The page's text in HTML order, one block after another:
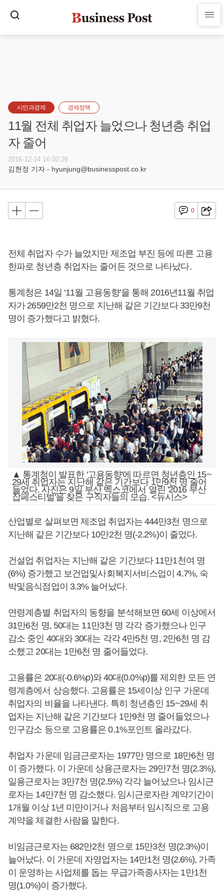
시민과경제 경제정책
11월 전체 취업자 늘었으나 청년층 취업
자 줄어
2016-12-14 16:02:26
김현정 기자 - hyunjung@businesspost.co.kr
0
전체 취업자 수가 늘었지만 제조업 부진 등에 따른 고용
한파로 청년층 취업자는 줄어든 것으로 나타났다.
통계청은 14일 ‘11월 고용동향’을 통해 2016년11월 취업
자가 2659만2천 명으로 지난해 같은 기간보다 33만9천
명이 증가했다고 밝혔다.
▲ 통계청이 발표한 '고용동향'에 따르면 청년층인 15~
29세 취업자는 지난해 같은 기간보다 1만9천 명 줄어
들었다. 사진은 9일 부산 벡스코에서 열린 '2016 부산
잡페스티벌'을 찾은 구직자들의 모습. <뉴시스>
산업별로 살펴보면 제조업 취업자는 444만3천 명으로
지난해 같은 기간보다 10만2천 명(-2.2%)이 줄었다.
건설업 취업자는 지난해 같은 기간보다 11만1천여 명
(6%) 증가했고 보건업및사회복지서비스업이 4.7%, 숙
박및음식점업이 3.3% 늘어났다.
연령계층별 취업자의 동향을 분석해보면 60세 이상에서
31만6천 명, 50대는 11만3천 명 각각 증가했으나 인구
감소 중인 40대와 30대는 각각 4만5천 명, 2만6천 명 감
소했고 20대는 1만6천 명 줄어들었다.
고용률은 20대(-0.6%p)와 40대(0.0%p)를 제외한 모든 연
령계층에서 상승했다. 고용률은 15세이상 인구 가운데
취업자의 비율을 나타낸다. 특히 청년층인 15~29세 취
업자는 지난해 같은 기간보다 1만9천 명 줄어들었으나
인구감소 등으로 고용률은 0.1%포인트 올라갔다.
취업자 가운데 임금근로자는 1977만 명으로 18만6천 명
이 증가했다. 이 가운데 상용근로자는 29만7천 명(2.3%),
일용근로자는 3만7천 명(2.5%) 각각 늘어났으나 임시근
로자는 14만7천 명 감소했다. 임시근로자란 계약기간이
1개월 이상 1년 미만이거나 처음부터 임시직으로 고용
계약을 체결한 사람을 말한다.
비임금근로자는 682만2천 명으로 15만3천 명(2.3%)이
늘어났다. 이 가운데 자영업자는 14만1천 명(2.6%), 가족
이 운영하는 사업체를 돕는 무급가족종사자는 1만1천
명(1.0%)이 증가했다.